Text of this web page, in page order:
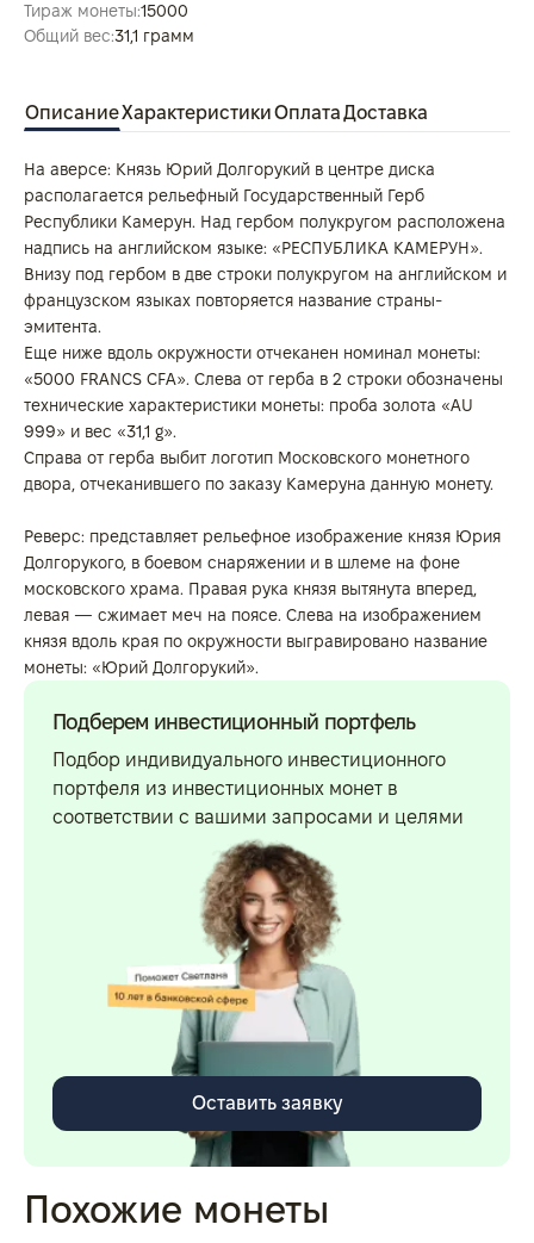
Тираж монеты:15000
Общий вес:31,1 грамм
ОписаниеХарактеристикиОплатаДоставка
На аверсе: Князь Юрий Долгорукий в центре диска
располагается рельефный Государственный Герб
Республики Камерун. Над гербом полукругом расположена
надпись на английском языке: «РЕСПУБЛИКА КАМЕРУН».
Внизу под гербом в две строки полукругом на английском и
французском языках повторяется название страны-
эмитента.
Еще ниже вдоль окружности отчеканен номинал монеты:
«5000 FRANCS CFA». Слева от герба в 2 строки обозначены
технические характеристики монеты: проба золота «AU
999» и вес «31,1 g».
Справа от герба выбит логотип Московского монетного
двора, отчеканившего по заказу Камеруна данную монету.
Реверс: представляет рельефное изображение князя Юрия
Долгорукого, в боевом снаряжении и в шлеме на фоне
московского храма. Правая рука князя вытянута вперед,
левая — сжимает меч на поясе. Слева на изображением
князя вдоль края по окружности выгравировано название
монеты: «Юрий Долгорукий».
Подберем инвестиционный портфель
Подбор индивидуального инвестиционного
портфеля из инвестиционных монет в
соответствии с вашими запросами и целями
Оставить заявку
Похожие монеты